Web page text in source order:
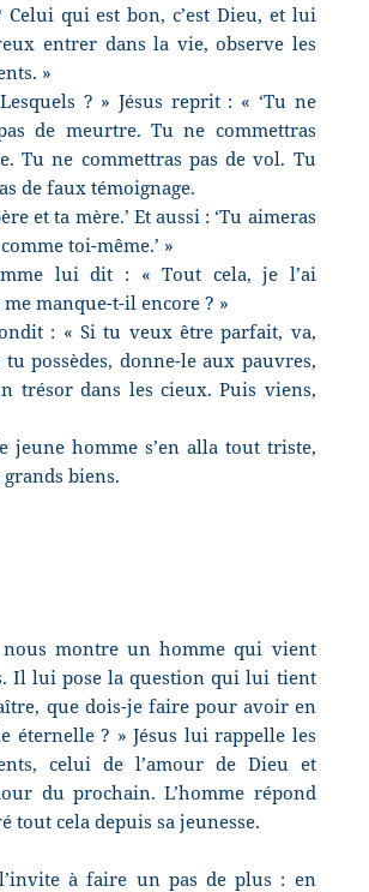
qui est bon, c’est Dieu, et lui
entrer dans la vie, observe les
»
? » Jésus reprit : « ‘Tu ne
de meurtre. Tu ne commettras
Tu ne commettras pas de vol. Tu
de faux témoignage.
et ta mère.’ Et aussi : ‘Tu aimeras
toi-même.’ »
lui dit : « Tout cela, je l’ai
manque-t-il encore ? »
: « Si tu veux être parfait, va,
tu possèdes, donne-le aux pauvres,
trésor dans les cieux. Puis viens,
jeune homme s’en alla tout triste,
biens.
nous montre un homme qui vient
Il lui pose la question qui lui tient
que dois-je faire pour avoir en
éternelle ? » Jésus lui rappelle les
celui de l’amour de Dieu et
du prochain. L’homme répond
tout cela depuis sa jeunesse.
à faire un pas de plus : en